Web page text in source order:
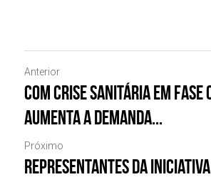
Anterior
Com crise sanitária em
aumenta a demanda...
Próximo
Representantes da